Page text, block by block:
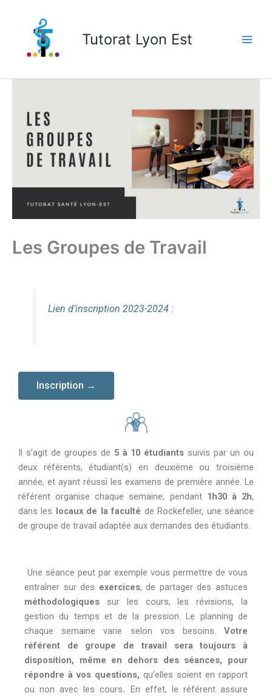
Tutorat Lyon Est
Les Groupes de Travail
Lien d’inscription 2023-2024 :
Inscription →
Il s’agit de groupes de 5 à 10 étudiants suivis par un ou
deux référents, étudiant(s) en deuxième ou troisième
année, et ayant réussi les examens de première année. Le
référent organise chaque semaine, pendant 1h30 à 2h,
dans les locaux de la faculté de Rockefeller, une séance
de groupe de travail adaptée aux demandes des étudiants.
Une séance peut par exemple vous permettre de vous
entraîner sur des exercices, de partager des astuces
méthodologiques sur les cours, les révisions, la
gestion du temps et de la pression. Le planning de
chaque semaine varie selon vos besoins. Votre
référent de groupe de travail sera toujours à
disposition, même en dehors des séances, pour
répondre à vos questions, qu’elles soient en rapport
ou non avec les cours. En effet, le référent assure